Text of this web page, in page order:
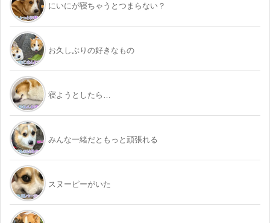
にいにが寝ちゃうとつまらない？
お久しぶりの好きなもの
寝ようとしたら…
みんな一緒だともっと頑張れる
スヌーピーがいた